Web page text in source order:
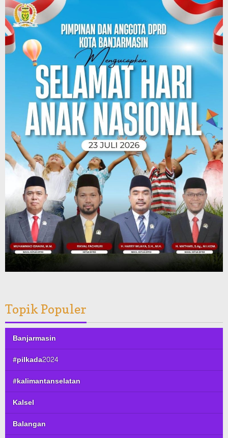
Topik Populer
Banjarmasin
#pilkada2024
#kalimantanselatan
Kalsel
Balangan